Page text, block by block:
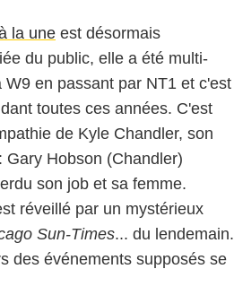
la une est désormais
du public, elle a été multi-
en passant par NT1 et c'est
toutes ces années. C'est
de Kyle Chandler, son
Hobson (Chandler)
son job et sa femme.
réveillé par un mystérieux
Sun-Times... du lendemain.
des événements supposés se